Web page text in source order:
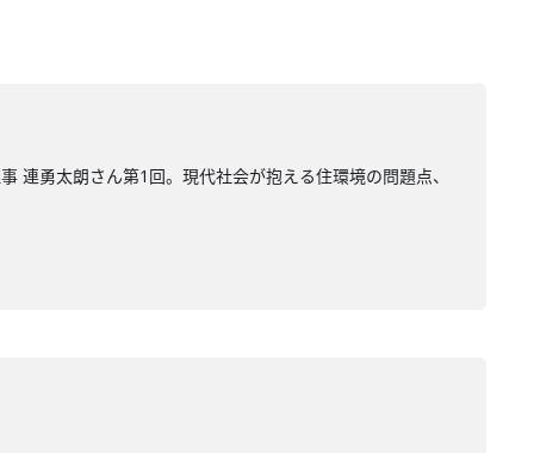
連勇太朗さん第1回。現代社会が抱える住環境の問題点、